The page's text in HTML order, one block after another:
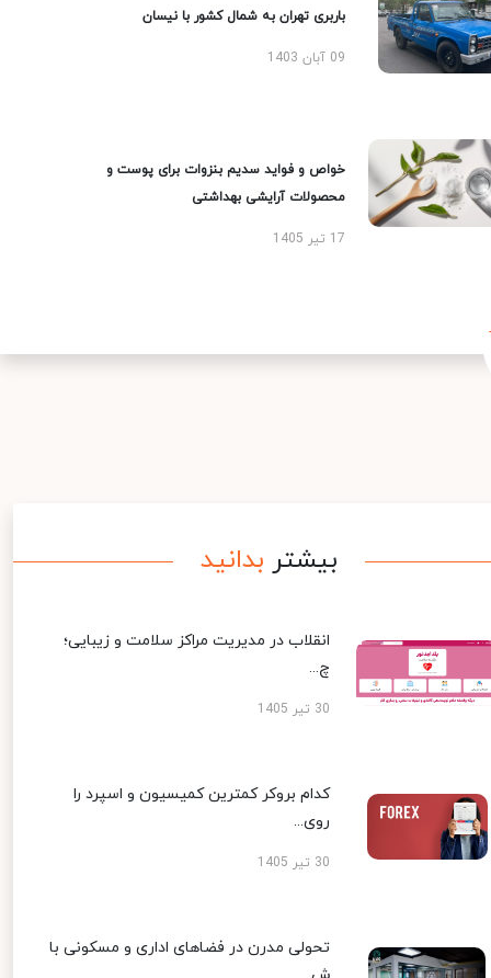
باربری تهران به شمال کشور با نیسان
09 آبان 1403
خواص و فواید سدیم بنزوات برای پوست و
محصولات آرایشی بهداشتی
17 تیر 1405
بیشتر بدانید
انقلاب در مدیریت مراکز سلامت و زیبایی؛
چ...
30 تیر 1405
کدام بروکر کمترین کمیسیون و اسپرد را
روی...
30 تیر 1405
تحولی مدرن در فضاهای اداری و مسکونی با